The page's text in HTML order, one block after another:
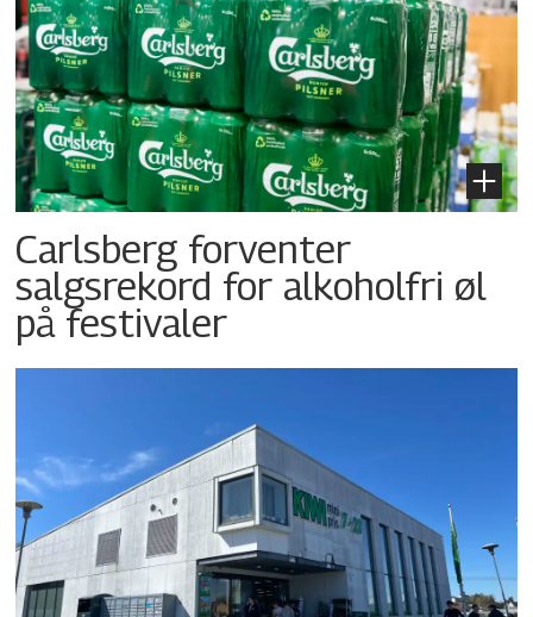
Carlsberg forventer
salgsrekord for alkoholfri øl
på festivaler